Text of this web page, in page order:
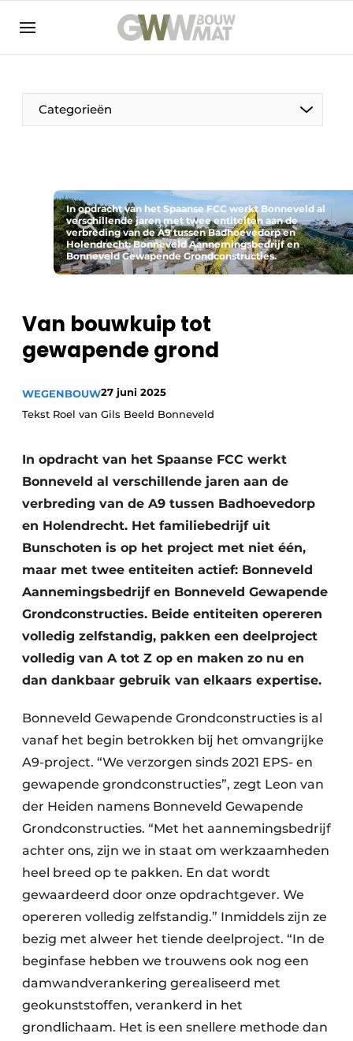
NL EN
Categorieën
De Pen
Vrouw in de bouw
Duurzaamheid & Innovatie
Kopen/Huren/Leasen
Sloop & Recycling
Bouwtransport
Machines & Materieel
In opdracht van het Spaanse FCC werkt Bonneveld al
verschillende jaren met twee entiteiten aan de
verbreding van de A9 tussen Badhoevedorp en
Holendrecht: Bonneveld Aannemingsbedrijf en
Bonneveld Gewapende Grondconstructies.
Van bouwkuip tot
gewapende grond
WEGENBOUW27 juni 2025
Tekst Roel van Gils Beeld Bonneveld
In opdracht van het Spaanse FCC werkt
Bonneveld al verschillende jaren aan de
verbreding van de A9 tussen Badhoevedorp
en Holendrecht. Het familiebedrijf uit
Bunschoten is op het project met niet één,
maar met twee entiteiten actief: Bonneveld
Aannemingsbedrijf en Bonneveld Gewapende
Grondconstructies. Beide entiteiten opereren
volledig zelfstandig, pakken een deelproject
volledig van A tot Z op en maken zo nu en
dan dankbaar gebruik van elkaars expertise.
Bonneveld Gewapende Grondconstructies is al
vanaf het begin betrokken bij het omvangrijke
A9-project. “We verzorgen sinds 2021 EPS- en
gewapende grondconstructies”, zegt Leon van
der Heiden namens Bonneveld Gewapende
Grondconstructies. “Met het aannemingsbedrijf
achter ons, zijn we in staat om werkzaamheden
heel breed op te pakken. En dat wordt
gewaardeerd door onze opdrachtgever. We
opereren volledig zelfstandig.” Inmiddels zijn ze
bezig met alweer het tiende deelproject. “In de
beginfase hebben we trouwens ook nog een
damwandverankering gerealiseerd met
geokunststoffen, verankerd in het
grondlichaam. Het is een snellere methode dan